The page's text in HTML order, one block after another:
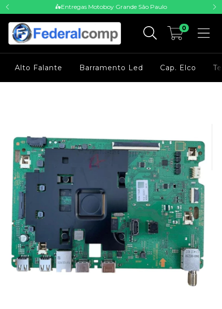
🛵Entregas Motoboy Grande São Paulo
0
Alto Falante Barramento Led Cap. Elco